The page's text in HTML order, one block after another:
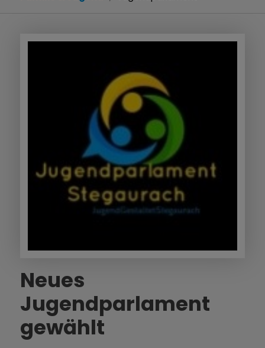
Neues
Jugendparlament
gewählt